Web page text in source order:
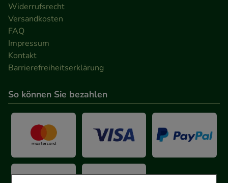
Widerrufsrecht
Versandkosten
FAQ
Impressum
Kontakt
Barrierefreiheitserklärung
So können Sie bezahlen